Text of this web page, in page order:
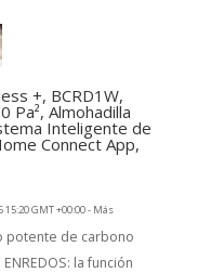
+, BCRD1W,
Pa², Almohadilla
Inteligente de
Connect App,
GMT +00:00 - Más
potente de carbono
la función